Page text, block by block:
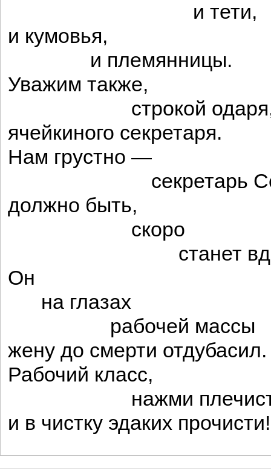
и тети,
и кумовья,
и племянницы.
Уважим также,
строкой
ячейкиного секретаря.
Нам грустно —
секретарь
должно быть,
скоро
станет
Он
на глазах
рабочей массы
жену до смерти отдубасил.
Рабочий класс,
нажми
и в чистку эдаких прочисти!